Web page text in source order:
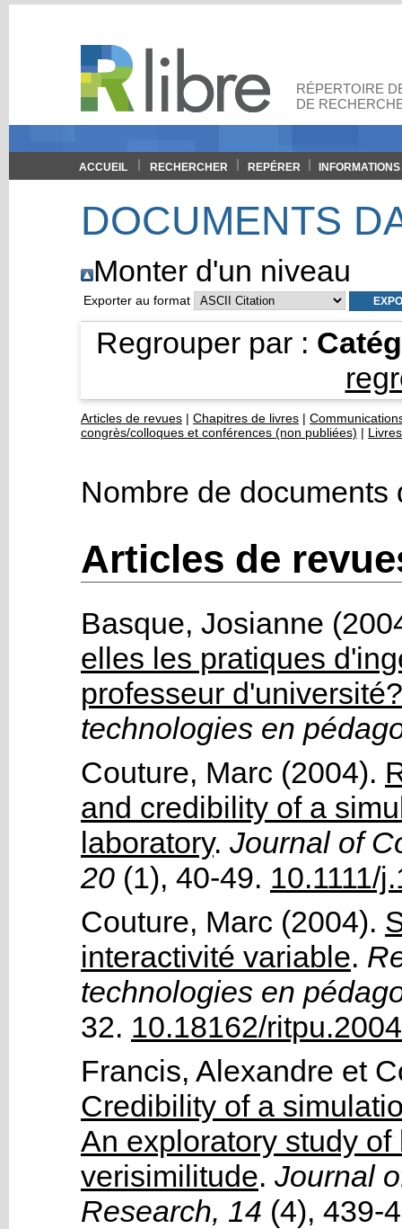
RÉPERTOIRE
DE
ACCUEIL RECHERCHER REPÉRER INFORMATIONS
DOCUMENTS
Monter d'un niveau
Exporter au format
Regrouper par :
Articles de revues | Chapitres de livres |
congrès/colloques et conférences (non publiées) | Livres
Nombre de
Articles de
Basque, Josianne
elles les pratiques
professeur d'université?
technologies en
Couture, Marc (2004).
and credibility of a
laboratory. Journal of
20 (1), 40-49. 10.1111/
Couture, Marc (2004).
interactivité variable.
technologies en
32. 10.18162/
Francis, Alexandre et
Credibility of a
An exploratory study
verisimilitude. Journal
Research, 14 (4), 439-